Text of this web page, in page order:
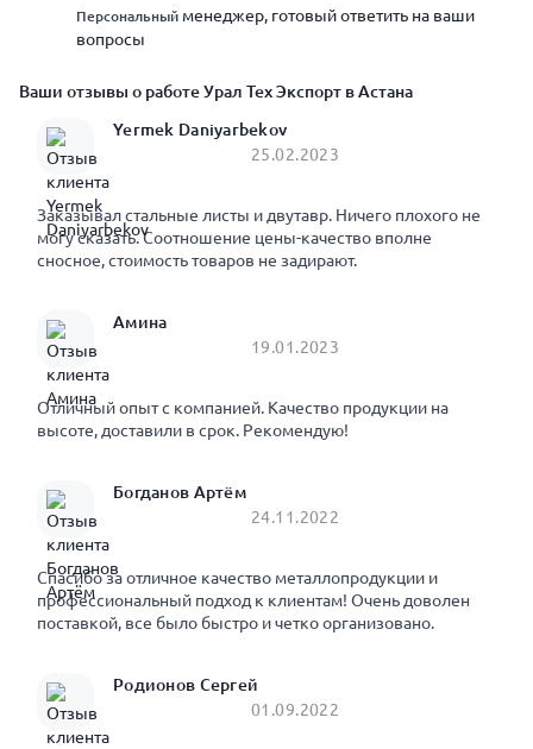
Персональный менеджер, готовый ответить на ваши
вопросы
Ваши отзывы о работе Урал Тех Экспорт в Астана
Yermek Daniyarbekov
25.02.2023
Заказывал стальные листы и двутавр. Ничего плохого не
могу сказать. Соотношение цены-качество вполне
сносное, стоимость товаров не задирают.
Амина
19.01.2023
Отличный опыт с компанией. Качество продукции на
высоте, доставили в срок. Рекомендую!
Богданов Артём
24.11.2022
Спасибо за отличное качество металлопродукции и
профессиональный подход к клиентам! Очень доволен
поставкой, все было быстро и четко организовано.
Родионов Сергей
01.09.2022